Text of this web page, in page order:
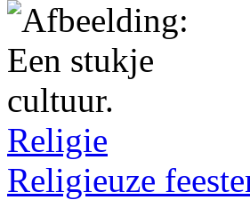
Religie
Religieuze